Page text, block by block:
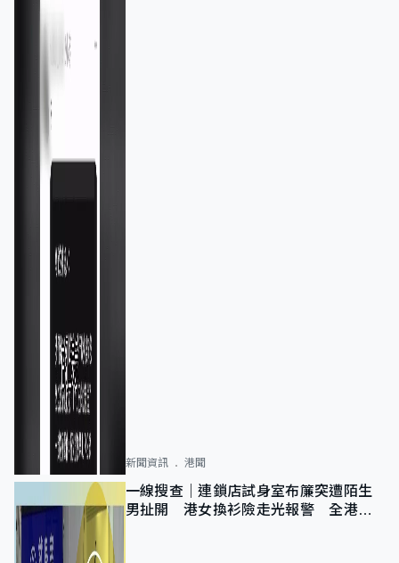
新聞資訊 港聞
一線搜查｜連鎖店試身室布簾突遭陌生
男扯開 港女換衫險走光報警 全港分